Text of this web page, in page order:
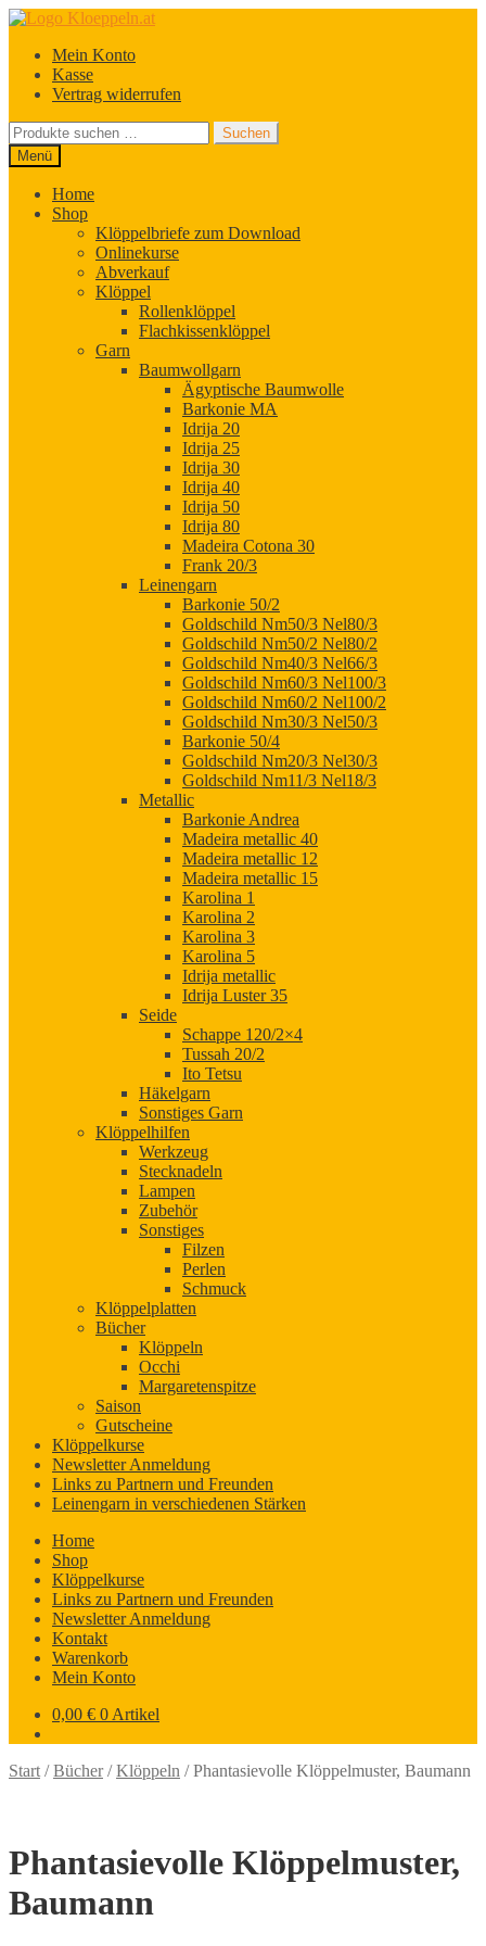
Zur
springen
Zum
springenMein Konto
Kasse
Vertrag widerrufen
Suchen
nach:
Suchen
Menü
Home
Shop
Klöppelbriefe zum Download
Onlinekurse
Abverkauf
Klöppel
Rollenklöppel
Flachkissenklöppel
Garn
Baumwollgarn
Ägyptische Baumwolle
Barkonie MA
Idrija 20
Idrija 25
Idrija 30
Idrija 40
Idrija 50
Idrija 80
Madeira Cotona 30
Frank 20/3
Leinengarn
Barkonie 50/2
Goldschild Nm50/3 Nel80/3
Goldschild Nm50/2 Nel80/2
Goldschild Nm40/3 Nel66/3
Goldschild Nm60/3 Nel100/3
Goldschild Nm60/2 Nel100/2
Goldschild Nm30/3 Nel50/3
Barkonie 50/4
Goldschild Nm20/3 Nel30/3
Goldschild Nm11/3 Nel18/3
Metallic
Barkonie Andrea
Madeira metallic 40
Madeira metallic 12
Madeira metallic 15
Karolina 1
Karolina 2
Karolina 3
Karolina 5
Idrija metallic
Idrija Luster 35
Seide
Schappe 120/2×4
Tussah 20/2
Ito Tetsu
Häkelgarn
Sonstiges Garn
Klöppelhilfen
Werkzeug
Stecknadeln
Lampen
Zubehör
Sonstiges
Filzen
Perlen
Schmuck
Klöppelplatten
Bücher
Klöppeln
Occhi
Margaretenspitze
Saison
Gutscheine
Klöppelkurse
Newsletter Anmeldung
Links zu Partnern und Freunden
Leinengarn in verschiedenen Stärken
Home
Shop
Klöppelkurse
Links zu Partnern und Freunden
Newsletter Anmeldung
Kontakt
Warenkorb
Mein Konto
0,00 € 0 Artikel
Start /Bücher/Klöppeln /Phantasievolle Klöppelmuster, Baumann
Phantasievolle Klöppelmuster,
Baumann